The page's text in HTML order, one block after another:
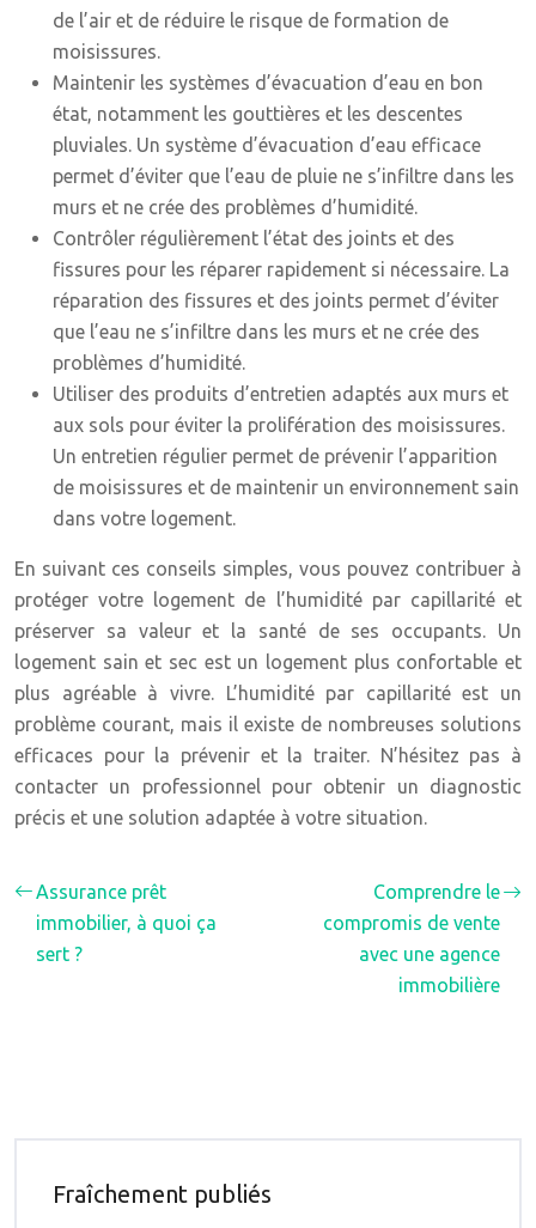
de l’air et de réduire le risque de formation de
moisissures.
Maintenir les systèmes d’évacuation d’eau en bon
état, notamment les gouttières et les descentes
pluviales. Un système d’évacuation d’eau efficace
permet d’éviter que l’eau de pluie ne s’infiltre dans les
murs et ne crée des problèmes d’humidité.
Contrôler régulièrement l’état des joints et des
fissures pour les réparer rapidement si nécessaire. La
réparation des fissures et des joints permet d’éviter
que l’eau ne s’infiltre dans les murs et ne crée des
problèmes d’humidité.
Utiliser des produits d’entretien adaptés aux murs et
aux sols pour éviter la prolifération des moisissures.
Un entretien régulier permet de prévenir l’apparition
de moisissures et de maintenir un environnement sain
dans votre logement.
En suivant ces conseils simples, vous pouvez contribuer à
protéger votre logement de l’humidité par capillarité et
préserver sa valeur et la santé de ses occupants. Un
logement sain et sec est un logement plus confortable et
plus agréable à vivre. L’humidité par capillarité est un
problème courant, mais il existe de nombreuses solutions
efficaces pour la prévenir et la traiter. N’hésitez pas à
contacter un professionnel pour obtenir un diagnostic
précis et une solution adaptée à votre situation.
Assurance prêt
immobilier, à quoi ça
sert ?
Comprendre le
compromis de vente
avec une agence
immobilière
Fraîchement publiés